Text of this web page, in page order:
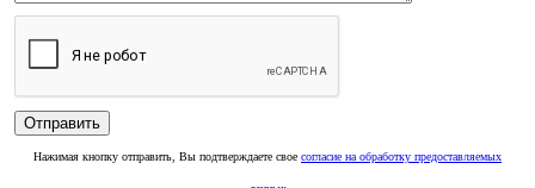
Нажимая кнопку отправить, Вы подтверждаете свое согласие на обработку предоставляемых